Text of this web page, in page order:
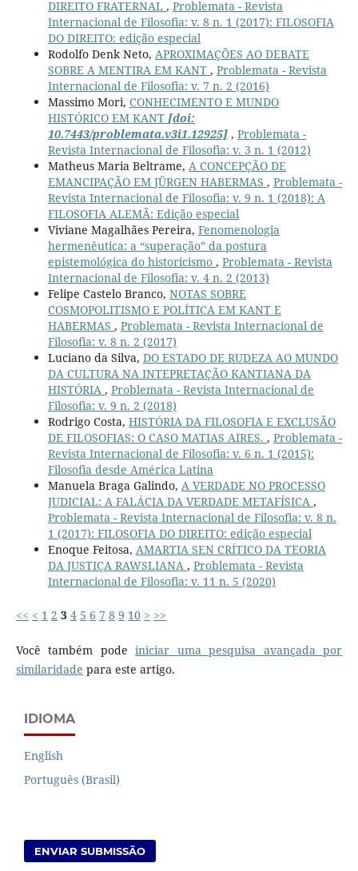
DIREITO FRATERNAL , Problemata - Revista
Internacional de Filosofia: v. 8 n. 1 (2017): FILOSOFIA
DO DIREITO: edição especial
Rodolfo Denk Neto, APROXIMAÇÕES AO DEBATE
SOBRE A MENTIRA EM KANT , Problemata - Revista
Internacional de Filosofia: v. 7 n. 2 (2016)
Massimo Mori, CONHECIMENTO E MUNDO
HISTÓRICO EM KANT [doi:
10.7443/problemata.v3i1.12925], Problemata -
Revista Internacional de Filosofia: v. 3 n. 1 (2012)
Matheus Maria Beltrame, A CONCEPÇÃO DE
EMANCIPAÇÃO EM JÜRGEN HABERMAS , Problemata -
Revista Internacional de Filosofia: v. 9 n. 1 (2018): A
FILOSOFIA ALEMÃ: Edição especial
Viviane Magalhães Pereira, Fenomenologia
hermenêutica: a “superação” da postura
epistemológica do historicismo , Problemata - Revista
Internacional de Filosofia: v. 4 n. 2 (2013)
Felipe Castelo Branco, NOTAS SOBRE
COSMOPOLITISMO E POLÍTICA EM KANT E
HABERMAS , Problemata - Revista Internacional de
Filosofia: v. 8 n. 2 (2017)
Luciano da Silva, DO ESTADO DE RUDEZA AO MUNDO
DA CULTURA NA INTEPRETAÇÃO KANTIANA DA
HISTÓRIA , Problemata - Revista Internacional de
Filosofia: v. 9 n. 2 (2018)
Rodrigo Costa, HISTÓRIA DA FILOSOFIA E EXCLUSÃO
DE FILOSOFIAS: O CASO MATIAS AIRES. , Problemata -
Revista Internacional de Filosofia: v. 6 n. 1 (2015):
Filosofia desde América Latina
Manuela Braga Galindo, A VERDADE NO PROCESSO
JUDICIAL: A FALÁCIA DA VERDADE METAFÍSICA ,
Problemata - Revista Internacional de Filosofia: v. 8 n.
1 (2017): FILOSOFIA DO DIREITO: edição especial
Enoque Feitosa, AMARTIA SEN CRÍTICO DA TEORIA
DA JUSTIÇA RAWSLIANA , Problemata - Revista
Internacional de Filosofia: v. 11 n. 5 (2020)
<< < 1 2 3 4 5 6 7 8 9 10 > >>
Você também podeiniciar uma pesquisa avançada por
similaridade para este artigo.
IDIOMA
English
Português (Brasil)
ENVIAR SUBMISSÃO